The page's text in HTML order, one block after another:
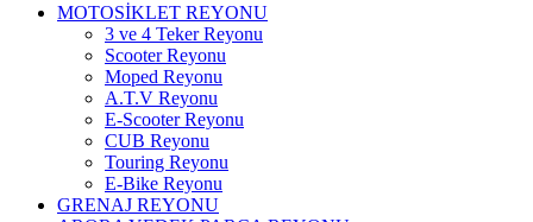
MOTOSİKLET REYONU
3 ve 4 Teker Reyonu
Scooter Reyonu
Moped Reyonu
A.T.V Reyonu
E-Scooter Reyonu
CUB Reyonu
Touring Reyonu
E-Bike Reyonu
GRENAJ REYONU